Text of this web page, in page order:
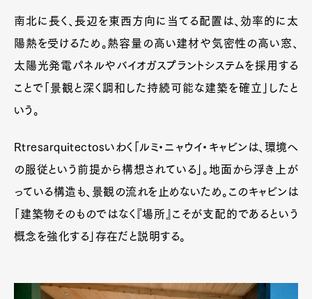
南北に長く、長辺を東西方向に当てる配置は、効率的に太
陽熱を受けるため。熱容量の高い建材や気密性の高い窓、
太陽光発電パネルやバイオガスプラントシステムを採用する
ことで「景観と深く調和した持続可能な建築を確立」したと
いう。
Rtresarquitectosいわく「ルミ・ニャウイ・キャビンは、環境へ
の服従という前提から構想されている」。地面から浮き上が
っている構造も、景観の流れを止めないため。このキャビンは
「建築物そのものではなく『場所』こそが支配的であるという
概念を強化する」存在だと説明する。